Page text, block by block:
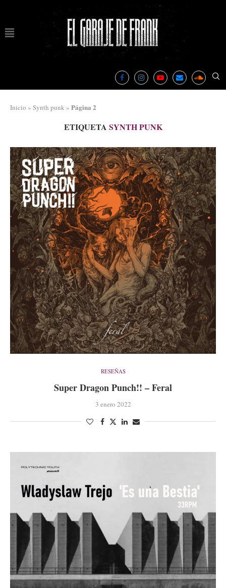
Inicio » Synth punk » Página 2
ETIQUETA SYNTH PUNK
RESEÑAS
Super Dragon Punch!! – Feral
3 enero 2022